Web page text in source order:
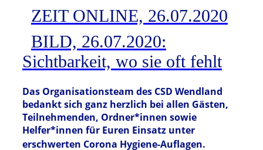
ZEIT ONLINE, 26.07.2020
BILD, 26.07.2020:
Sichtbarkeit, wo sie oft fehlt
Das Organisationsteam des CSD Wendland
bedankt sich ganz herzlich bei allen Gästen,
Teilnehmenden, Ordner*innen sowie
Helfer*innen für Euren Einsatz unter
erschwerten Corona Hygiene-Auflagen.